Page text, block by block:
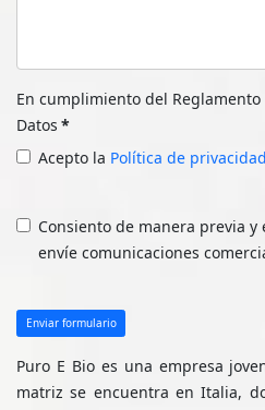
En cumplimiento del
Datos *
Acepto la Política de privacidad
Consiento de manera previa y
envíe comunicaciones
Enviar formulario
Puro E Bio es una empresa
matriz se encuentra en Italia,